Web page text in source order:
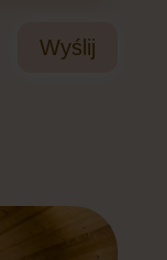
Wyślij